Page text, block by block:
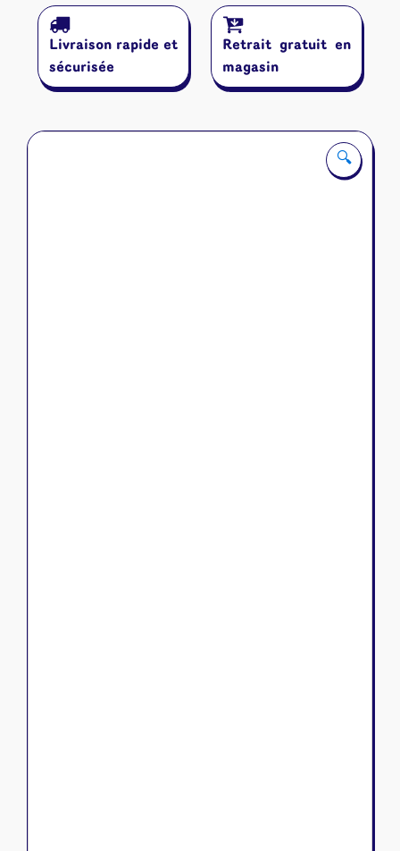
🔍
Livraison rapide et
sécurisée
Retrait gratuit en
magasin